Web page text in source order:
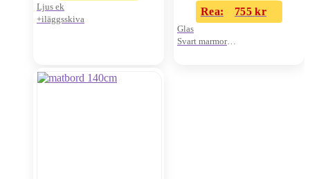
Ljus ek
+iläggsskiva
Rea: 755kr
Glas
Svart marmor